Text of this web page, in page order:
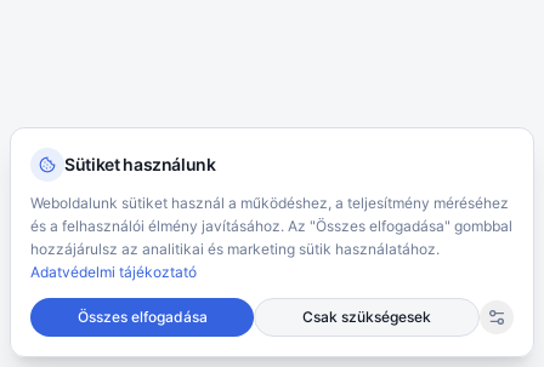
Sütiket használunk
Weboldalunk sütiket használ a működéshez, a teljesítmény méréséhez
és a felhasználói élmény javításához. Az "Összes elfogadása" gombbal
hozzájárulsz az analitikai és marketing sütik használatához.
Adatvédelmi tájékoztató
Összes elfogadása Csak szükségesek